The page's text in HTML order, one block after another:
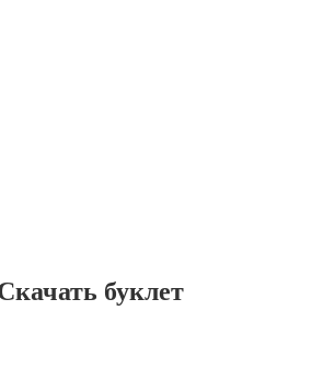
буклет